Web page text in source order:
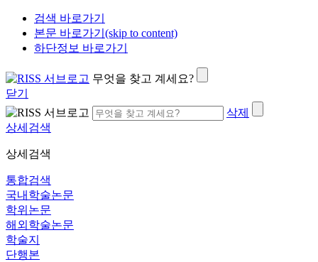
검색 바로가기
본문 바로가기(skip to content)
하단정보 바로가기
무엇을 찾고 계세요?
닫기
삭제
상세검색
상세검색
통합검색
국내학술논문
학위논문
해외학술논문
학술지
단행본